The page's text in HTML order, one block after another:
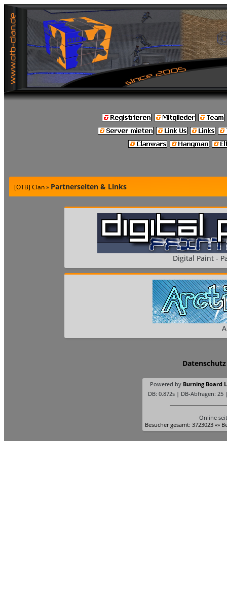
[OTB] Clan» Partnerseiten & Links
Digital Paint -
Datenschutz
Powered by Burning Board
DB: 0.872s | DB-Abfragen: 25
Online
Besucher gesamt: 3723023 «»